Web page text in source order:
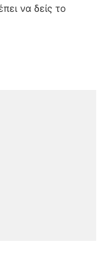
να δείς το